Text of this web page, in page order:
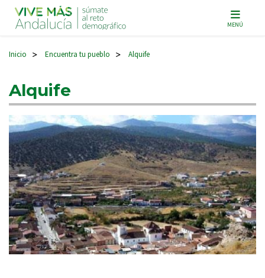
Navegación principal MENÚ
Inicio > Encuentra tu pueblo > Alquife
Alquife